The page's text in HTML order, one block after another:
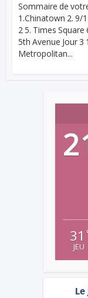
Sommaire de
1.Chinatown 2. 9/
2 5. Times Square
5th Avenue Jour 3
Metropolitan...
31
JEU